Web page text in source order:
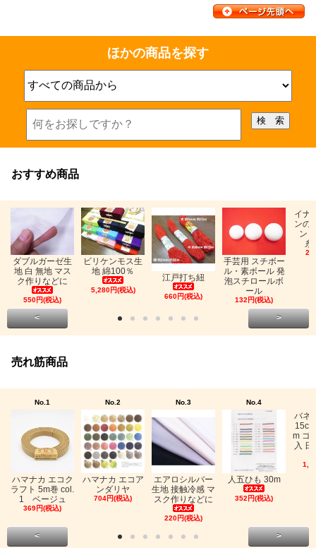
ほかの商品を探す
おすすめ商品
ダブルガーゼ生
地 白 無地 マス
ク作りなどに
550円(税込)
ビリケンモス生
地 綿100％
5,280円(税込)
江戸打ち紐
660円(税込)
手芸用 スチボー
ル・素ボール 発
泡スチロールボ
ール
132円(税込)
イナ
ンの
ン
糸
< >
売れ筋商品
No.1
ハマナカ エコク
ラフト 5m巻 col.
1 ベージュ
369円(税込)
No.2
ハマナカ エコア
ンダリヤ
704円(税込)
No.3
エアロシルバー
生地 接触冷感 マ
スク作りなどに
220円(税込)
No.4
人五ひも 30m
352円(税込)
バネ
m ゴ
入
< >